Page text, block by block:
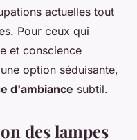
actuelles tout
Pour ceux qui
et conscience
option séduisante,
d'ambiance subtil.
des lampes